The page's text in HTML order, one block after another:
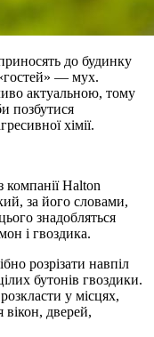
— мух.
актуальною, тому
позбутися
хімії.
компанії Halton
за його словами,
знадобляться
і гвоздика.
розрізати навпіл
бутонів гвоздики.
у місцях,
вікон, дверей,